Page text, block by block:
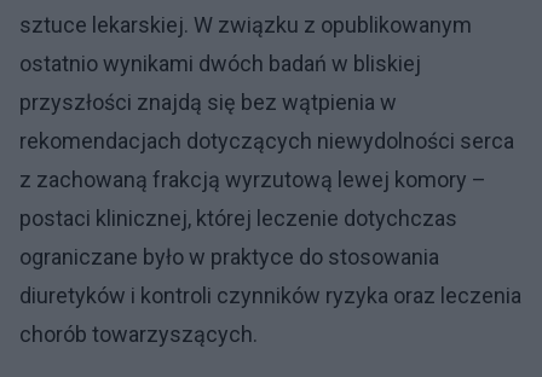
sztuce lekarskiej. W związku z opublikowanym
ostatnio wynikami dwóch badań w bliskiej
przyszłości znajdą się bez wątpienia w
rekomendacjach dotyczących niewydolności serca
z zachowaną frakcją wyrzutową lewej komory –
postaci klinicznej, której leczenie dotychczas
ograniczane było w praktyce do stosowania
diuretyków i kontroli czynników ryzyka oraz leczenia
chorób towarzyszących.